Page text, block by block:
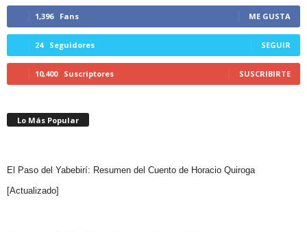
1,396 Fans ME GUSTA
24 Seguidores SEGUIR
10,400 Suscriptores SUSCRIBIRTE
Lo Más Popular
El Paso del Yabebirí: Resumen del Cuento de Horacio Quiroga
[Actualizado]